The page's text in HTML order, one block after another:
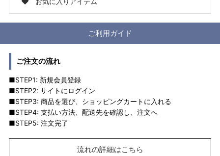
ご利用ガイド
ご注文の流れ
■STEP1: 新規会員登録
■STEP2: サイトにログイン
■STEP3: 商品を選び、ショッピングカートに入れる
■STEP4: 支払い方法、配送先を確認し、注文へ
■STEP5: 注文完了
流れの詳細はこちら